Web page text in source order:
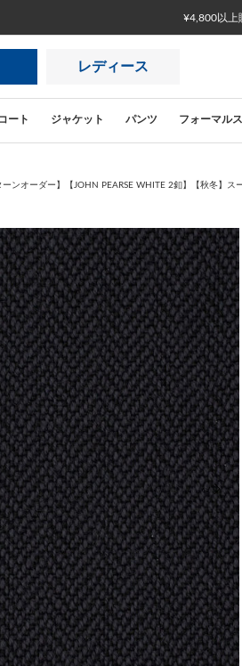
¥4,800以上
レディース
コート ジャケット パンツ フォーマル
ーンオーダー】【JOHN PEARSE WHITE 2釦】【秋冬】
次の